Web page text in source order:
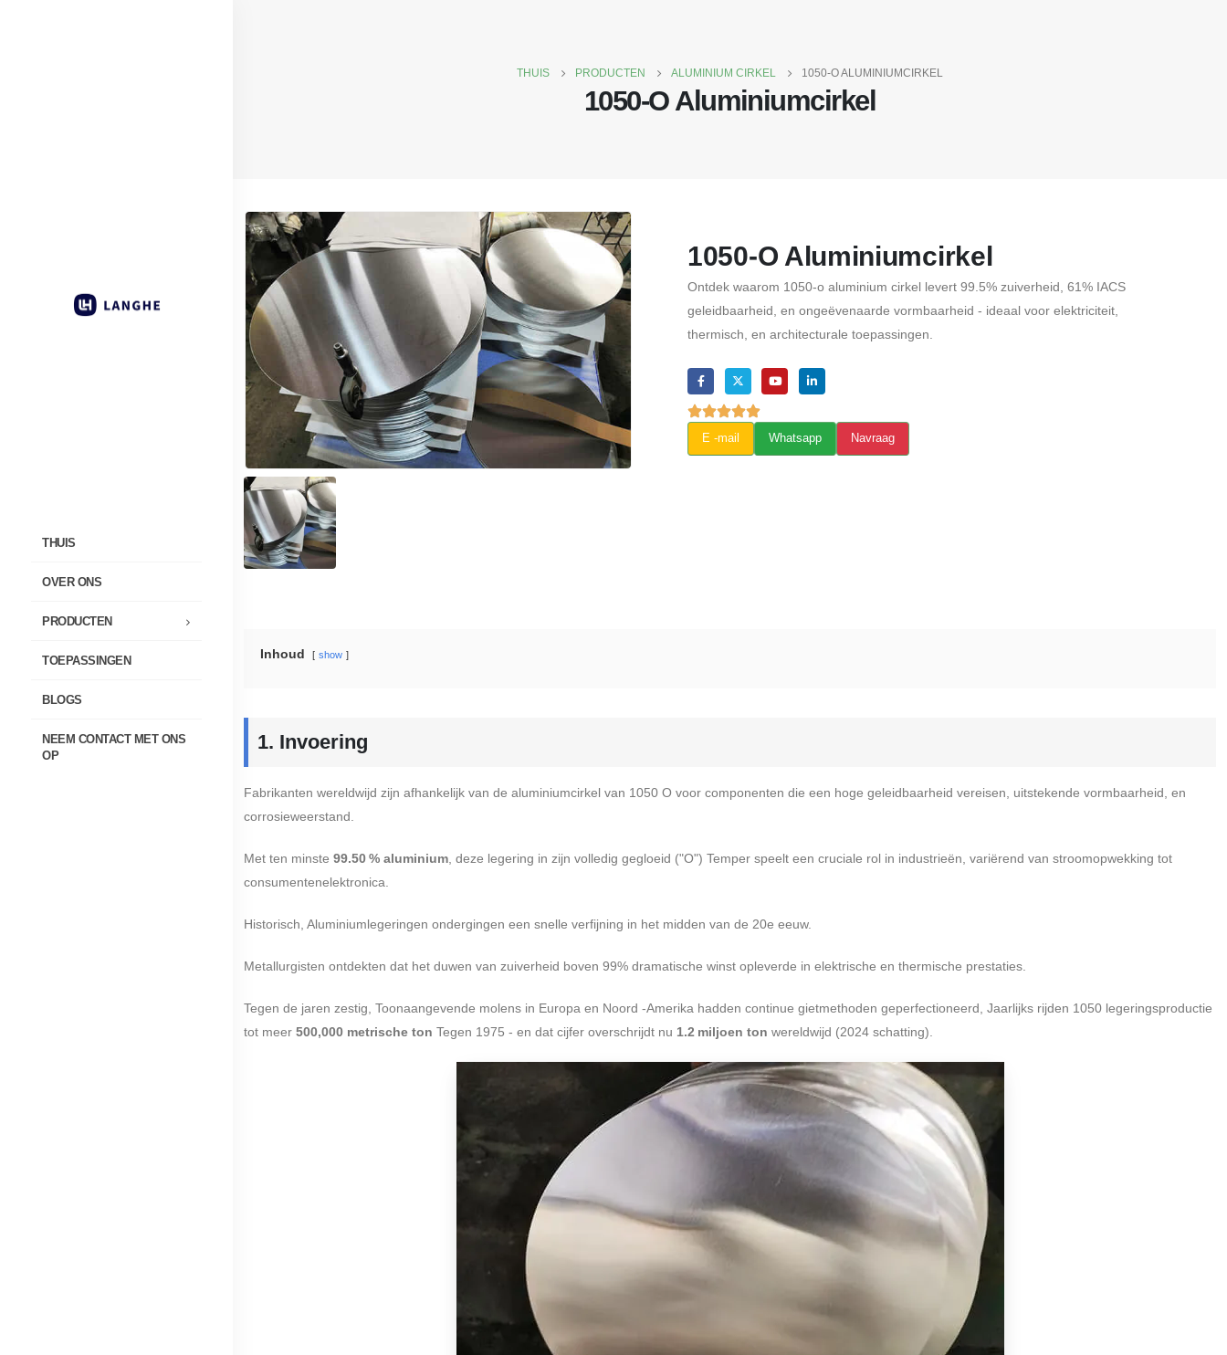
THUIS
OVER ONS
PRODUCTEN
TOEPASSINGEN
BLOGS
NEEM CONTACT MET ONS
OP
THUIS PRODUCTEN ALUMINIUM CIRKEL 1050-O ALUMINIUMCIRKEL
1050-O Aluminiumcirkel
1050-O Aluminiumcirkel
Ontdek waarom 1050-o aluminium cirkel levert 99.5% zuiverheid, 61% IACS
geleidbaarheid, en ongeëvenaarde vormbaarheid - ideaal voor elektriciteit,
thermisch, en architecturale toepassingen.
E -mail Whatsapp Navraag
Inhoud show
1. Invoering
Fabrikanten wereldwijd zijn afhankelijk van de aluminiumcirkel van 1050 O voor componenten die een hoge geleidbaarheid vereisen, uitstekende vormbaarheid, en
corrosieweerstand.
Met ten minste 99.50 % aluminium , deze legering in zijn volledig gegloeid ("O") Temper speelt een cruciale rol in industrieën, variërend van stroomopwekking tot
consumentenelektronica.
Historisch, Aluminiumlegeringen ondergingen een snelle verfijning in het midden van de 20e eeuw.
Metallurgisten ontdekten dat het duwen van zuiverheid boven 99% dramatische winst opleverde in elektrische en thermische prestaties.
Tegen de jaren zestig, Toonaangevende molens in Europa en Noord -Amerika hadden continue gietmethoden geperfectioneerd, Jaarlijks rijden 1050 legeringsproductie
tot meer 500,000 metrische ton Tegen 1975 - en dat cijfer overschrijdt nu 1.2 miljoen ton wereldwijd (2024 schatting).